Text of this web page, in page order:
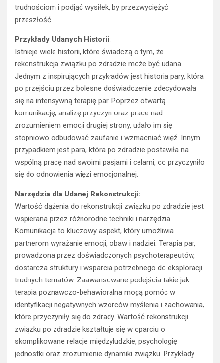
trudnościom i podjąć wysiłek, by przezwyciężyć
przeszłość.
Przykłady Udanych Historii:
Istnieje wiele historii, które świadczą o tym, że
rekonstrukcja związku po zdradzie może być udana.
Jednym z inspirujących przykładów jest historia pary, która
po przejściu przez bolesne doświadczenie zdecydowała
się na intensywną terapię par. Poprzez otwartą
komunikację, analizę przyczyn oraz prace nad
zrozumieniem emocji drugiej strony, udało im się
stopniowo odbudować zaufanie i wzmacniać więź. Innym
przypadkiem jest para, która po zdradzie postawiła na
wspólną pracę nad swoimi pasjami i celami, co przyczyniło
się do odnowienia więzi emocjonalnej.
Narzędzia dla Udanej Rekonstrukcji:
Wartość dążenia do rekonstrukcji związku po zdradzie jest
wspierana przez różnorodne techniki i narzędzia.
Komunikacja to kluczowy aspekt, który umożliwia
partnerom wyrażanie emocji, obaw i nadziei. Terapia par,
prowadzona przez doświadczonych psychoterapeutów,
dostarcza struktury i wsparcia potrzebnego do eksploracji
trudnych tematów. Zaawansowane podejścia takie jak
terapia poznawczo-behawioralna mogą pomóc w
identyfikacji negatywnych wzorców myślenia i zachowania,
które przyczyniły się do zdrady. Wartość rekonstrukcji
związku po zdradzie kształtuje się w oparciu o
skomplikowane relacje międzyludzkie, psychologię
jednostki oraz zrozumienie dynamiki związku. Przykłady